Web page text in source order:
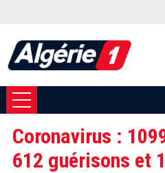
Coronavirus :
612 guérisons et